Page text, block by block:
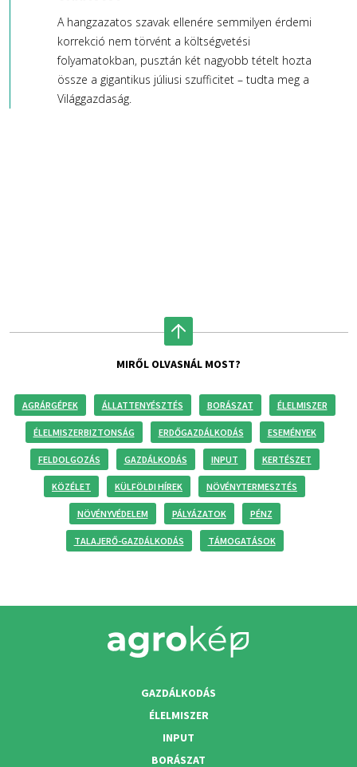
A hangzazatos szavak ellenére semmilyen érdemi
korrekció nem törvént a költségvetési
folyamatokban, pusztán két nagyobb tételt hozta
össze a gigantikus júliusi szufficitet – tudta meg a
Világgazdaság.
MIRŐL OLVASNÁL MOST?
AGRÁRGÉPEK ÁLLATTENYÉSZTÉS BORÁSZAT ÉLELMISZER
ÉLELMISZERBIZTONSÁG ERDŐGAZDÁLKODÁS ESEMÉNYEK
FELDOLGOZÁS GAZDÁLKODÁS INPUT KERTÉSZET
KÖZÉLET KÜLFÖLDI HÍREK NÖVÉNYTERMESZTÉS
NÖVÉNYVÉDELEM PÁLYÁZATOK PÉNZ
TALAJERŐ-GAZDÁLKODÁS TÁMOGATÁSOK
GAZDÁLKODÁS
ÉLELMISZER
INPUT
BORÁSZAT